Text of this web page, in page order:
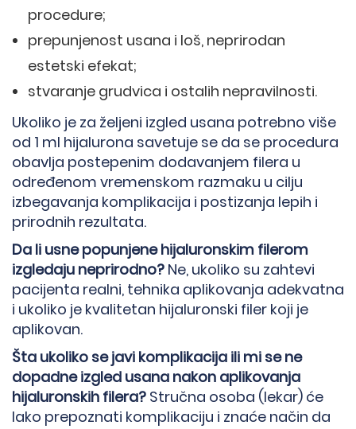
procedure;
prepunjenost usana i loš, neprirodan
estetski efekat;
stvaranje grudvica i ostalih nepravilnosti.
Ukoliko je za željeni izgled usana potrebno više
od 1 ml hijalurona savetuje se da se procedura
obavlja postepenim dodavanjem filera u
određenom vremenskom razmaku u cilju
izbegavanja komplikacija i postizanja lepih i
prirodnih rezultata.
Da li usne popunjene hijaluronskim filerom
izgledaju neprirodno? Ne, ukoliko su zahtevi
pacijenta realni, tehnika aplikovanja adekvatna
i ukoliko je kvalitetan hijaluronski filer koji je
aplikovan.
Šta ukoliko se javi komplikacija ili mi se ne
dopadne izgled usana nakon aplikovanja
hijaluronskih filera? Stručna osoba (lekar) će
lako prepoznati komplikaciju i znaće način da